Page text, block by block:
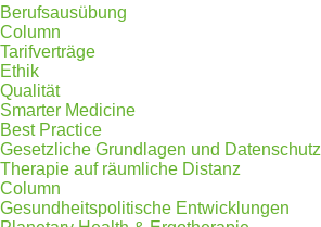
Berufsausübung
Column
Tarifverträge
Ethik
Qualität
Smarter Medicine
Best Practice
Gesetzliche Grundlagen und Datenschutz
Therapie auf räumliche Distanz
Column
Gesundheitspolitische Entwicklungen